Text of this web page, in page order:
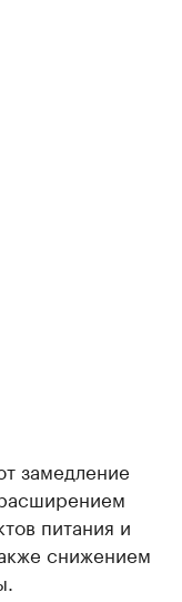
замедление
питания и
снижением